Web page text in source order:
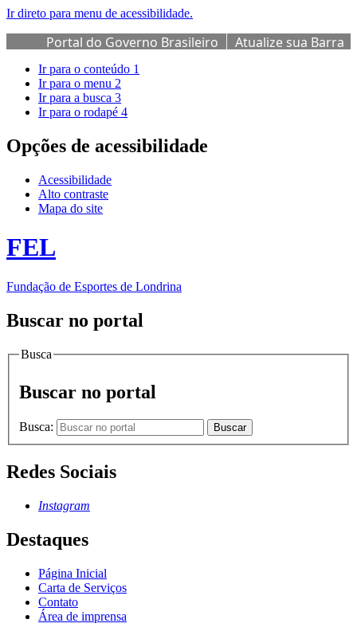
Ir direto para menu de acessibilidade.
Portal do Governo Brasileiro
Atualize sua Barra
de Governo
Ir para o conteúdo 1
Ir para o menu 2
Ir para a busca 3
Ir para o rodapé 4
Opções de acessibilidade
Acessibilidade
Alto contraste
Mapa do site
FEL
Fundação de Esportes de Londrina
Buscar no portal
Busca
Buscar no portal
Busca: Buscar
Redes Sociais
Instagram
Destaques
Página Inicial
Carta de Serviços
Contato
Área de imprensa